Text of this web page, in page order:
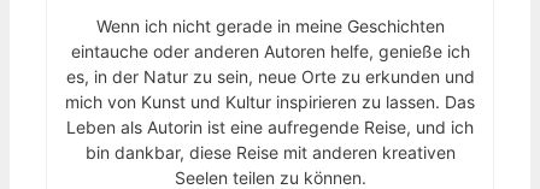
Wenn ich nicht gerade in meine Geschichten
eintauche oder anderen Autoren helfe, genieße ich
es, in der Natur zu sein, neue Orte zu erkunden und
mich von Kunst und Kultur inspirieren zu lassen. Das
Leben als Autorin ist eine aufregende Reise, und ich
bin dankbar, diese Reise mit anderen kreativen
Seelen teilen zu können.